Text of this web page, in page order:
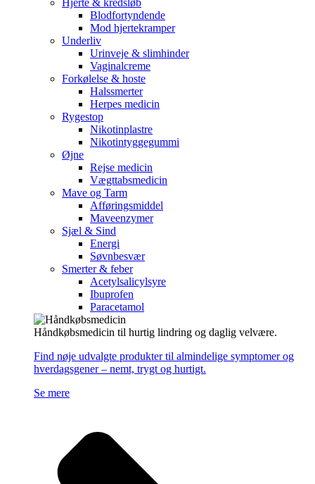
Blodfortyndende
Mod hjertekramper
Underliv
Urinveje & slimhinder
Vaginalcreme
Forkølelse & hoste
Halssmerter
Herpes medicin
Rygestop
Nikotinplastre
Nikotintyggegummi
Øjne
Rejse medicin
Vægttabsmedicin
Mave og Tarm
Afføringsmiddel
Maveenzymer
Sjæl & Sind
Energi
Søvnbesvær
Smerter & feber
Acetylsalicylsyre
Ibuprofen
Paracetamol
Håndkøbsmedicin til hurtig lindring og daglig velvære.
Find nøje udvalgte produkter til almindelige symptomer og
hverdagsgener – nemt, trygt og hurtigt.
Se mere